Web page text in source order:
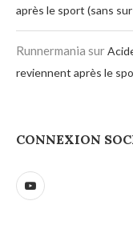
après le sport (sans
Runnermania sur
reviennent après le
CONNEXION